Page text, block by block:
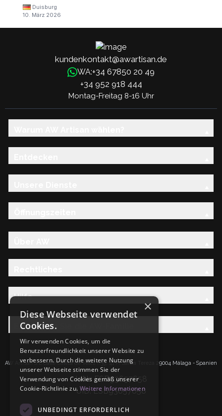
Duisburg
10. März 2026
kundenkontakt@awartisan.de
WA:+34 67850 20 49
+34 952 918 444
Montag-Freitag 8-16 Uhr
Hilfe
Entdecken Sie die AW-Familie
AW Artisan S.L.Calle Caleta de Velez n39, 41 PI Santa Tereza 29004 Málaga - Spanien
IdNr: ESB93657658
UID: ESB93657658
×
Diese Webseite verwendet
Cookies.
Wir verwenden Cookies, um die
Benutzerfreundlichkeit unserer Website zu
verbessern. Durch die weitere Nutzung
unserer Webseite stimmen Sie der
Verwendung von Cookies gemäß unserer
Cookie-Richtlinie zu. Weitere Informationen
UNBEDINGT ERFORDERLICH